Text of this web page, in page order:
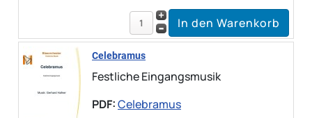
Celebramus
Festliche Eingangsmusik
PDF:Celebramus